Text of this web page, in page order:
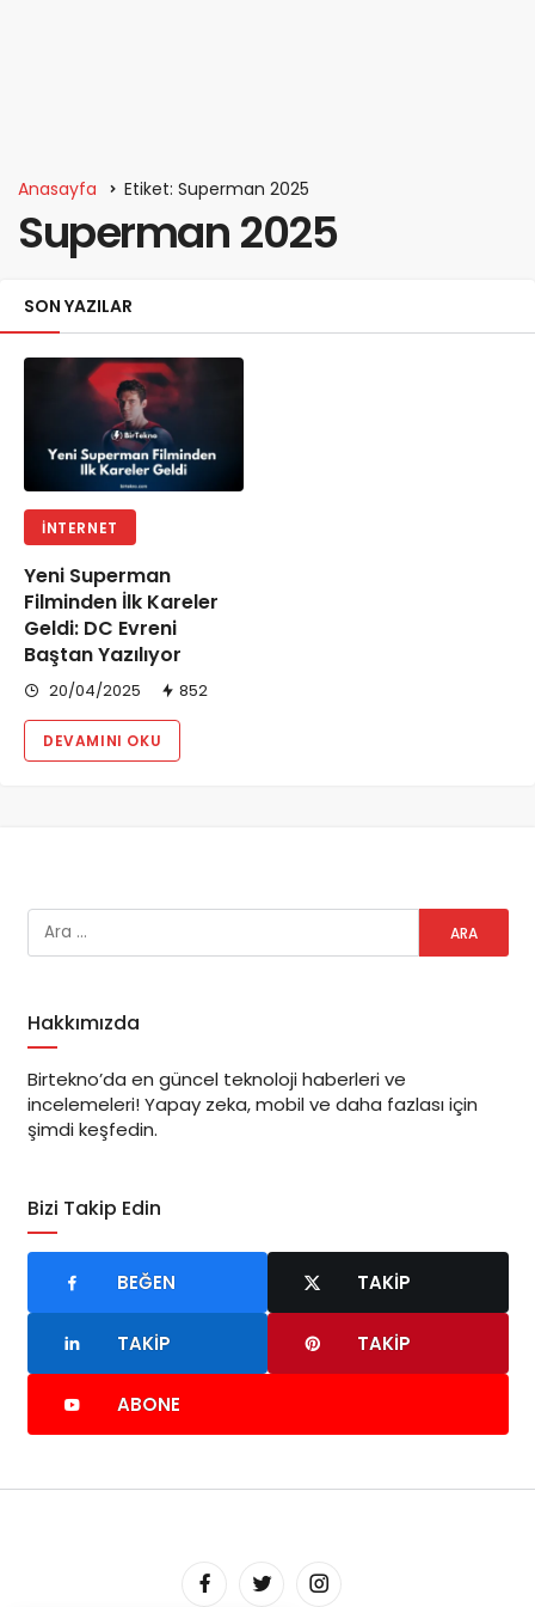
Anasayfa Etiket: Superman 2025
Superman 2025
SON YAZILAR
İNTERNET
Yeni Superman
Filminden İlk Kareler
Geldi: DC Evreni
Baştan Yazılıyor
20/04/2025 852
DEVAMINI OKU
Hakkımızda
Birtekno’da en güncel teknoloji haberleri ve
incelemeleri! Yapay zeka, mobil ve daha fazlası için
şimdi keşfedin.
Bizi Takip Edin
BEĞEN TAKIP
TAKIP TAKIP
ABONE